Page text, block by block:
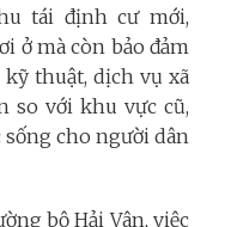
tái định cư mới,
ở mà còn bảo đảm
kỹ thuật, dịch vụ xã
so với khu vực cũ,
cho người dân
bộ Hải Vân, việc